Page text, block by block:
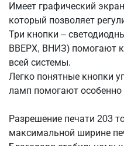
Имеет графический
который позволяет
Три кнопки –
ВВЕРХ, ВНИЗ) помогают
всей системы.
Легко понятные кнопки
ламп помогают особенно
Разрешение печати 203
максимальной ширине